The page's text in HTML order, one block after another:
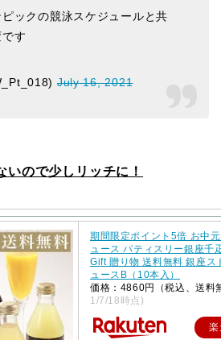
ックの競泳スケジュールと共
す
July 16, 2021
いので少しリッチに！
期間限定ポイント5倍 お中
ュース パティスリー銀座千
Gift 贈り物 送料無料 銀座ス
ュースB（10本入）
価格：4860円（税込、送料
1/7/18時点)